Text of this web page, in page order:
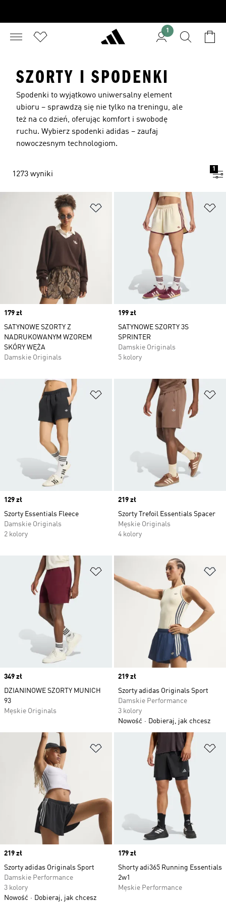
1
SZORTY I SPODENKI
Spodenki to wyjątkowo uniwersalny element
ubioru – sprawdzą się nie tylko na treningu, ale
też na co dzień, oferując komfort i swobodę
ruchu. Wybierz spodenki adidas – zaufaj
nowoczesnym technologiom.
1273 wyniki
1
Dodaj do listy życzeń
Price
179 zł
SATYNOWE SZORTY Z
NADRUKOWANYM WZOREM
SKÓRY WĘŻA
Damskie Originals
Price
199 zł
SATYNOWE SZORTY 3S
SPRINTER
Damskie Originals
5 kolory
Dodaj do listy życzeń
Price
129 zł
Szorty Essentials Fleece
Damskie Originals
2 kolory
Price
219 zł
Szorty Trefoil Essentials Spacer
Męskie Originals
4 kolory
Dodaj do listy życzeń
Price
349 zł
DZIANINOWE SZORTY MUNICH
93
Męskie Originals
Price
219 zł
Szorty adidas Originals Sport
Damskie Performance
3 kolory
Nowość
Dobieraj, jak chcesz
Dodaj do listy życzeń
Price
219 zł
Szorty adidas Originals Sport
Damskie Performance
3 kolory
Nowość
Dobieraj, jak chcesz
Price
179 zł
Shorty adi365 Running Essentials
2w1
Męskie Performance